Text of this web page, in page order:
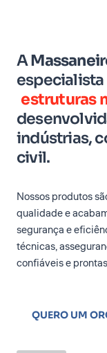
A
especialista
estruturas
indústrias,
civil.
Nossos produtos
qualidade e
segurança e
técnicas,
confiáveis e
QUERO UM